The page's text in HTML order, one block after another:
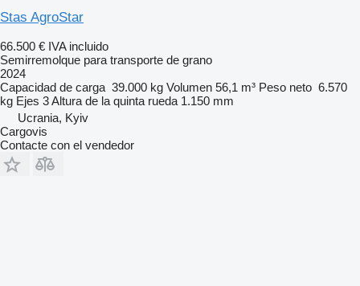
Stas AgroStar
66.500 € IVA incluido
Semirremolque para transporte de grano
2024
Capacidad de carga 39.000 kg Volumen 56,1 m³ Peso neto 6.570
kg Ejes 3Altura de la quinta rueda 1.150 mm
Ucrania, Kyiv
Cargovis
Contacte con el vendedor